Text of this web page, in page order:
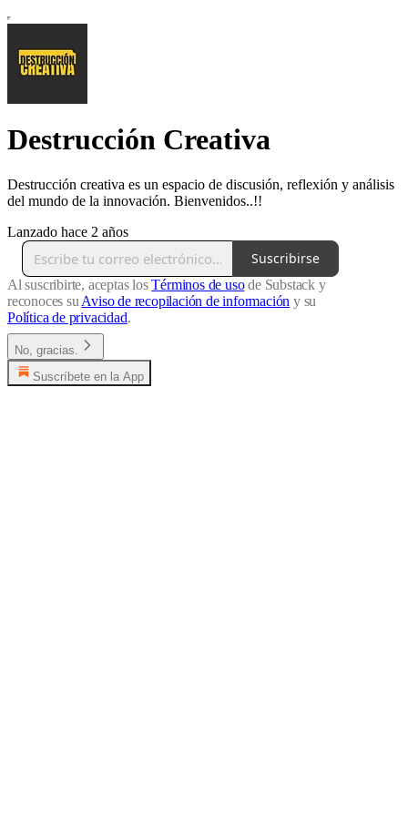
Destrucción Creativa
Destrucción creativa es un espacio de discusión, reflexión y análisis
del mundo de la innovación. Bienvenidos..!!
Lanzado hace 2 años
Suscribirse
Al suscribirte, aceptas losTérminos de usode Substack y
reconoces su Aviso de recopilación de información y su
Política de privacidad.
No, gracias.
Suscríbete en la App